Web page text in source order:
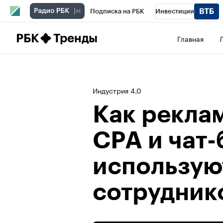
Подписка на РБК Инвестиции
РБК Тренды Главная
Индустрия 4.0
Как
CPA и